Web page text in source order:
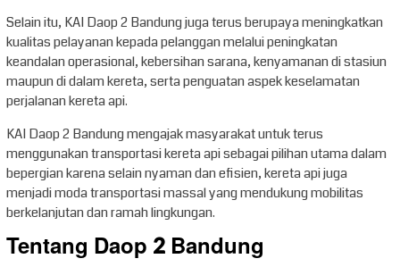
Selain itu, KAI Daop 2 Bandung juga terus berupaya meningkatkan
kualitas pelayanan kepada pelanggan melalui peningkatan
keandalan operasional, kebersihan sarana, kenyamanan di stasiun
maupun di dalam kereta, serta penguatan aspek keselamatan
perjalanan kereta api.
KAI Daop 2 Bandung mengajak masyarakat untuk terus
menggunakan transportasi kereta api sebagai pilihan utama dalam
bepergian karena selain nyaman dan efisien, kereta api juga
menjadi moda transportasi massal yang mendukung mobilitas
berkelanjutan dan ramah lingkungan.
Tentang Daop 2 Bandung